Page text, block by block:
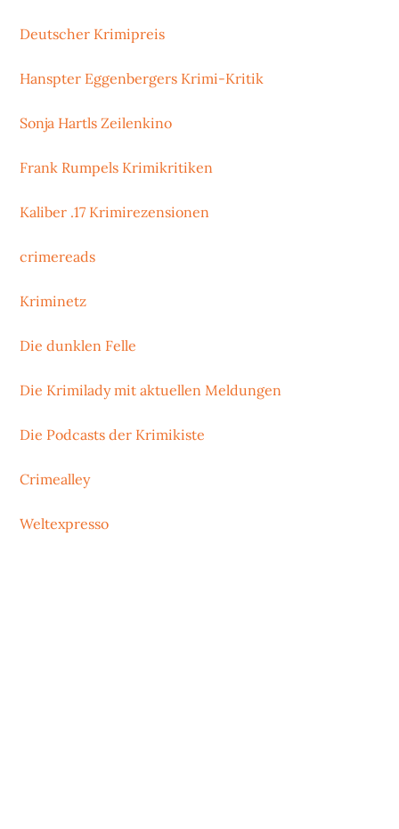
Deutscher Krimipreis
Hanspter Eggenbergers Krimi-Kritik
Sonja Hartls Zeilenkino
Frank Rumpels Krimikritiken
Kaliber .17 Krimirezensionen
crimereads
Kriminetz
Die dunklen Felle
Die Krimilady mit aktuellen Meldungen
Die Podcasts der Krimikiste
Crimealley
Weltexpresso